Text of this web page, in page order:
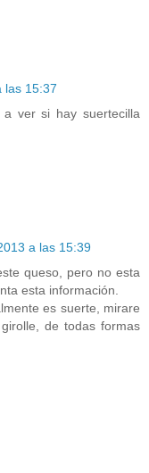
las 15:37
ver si hay suertecilla
a las 15:39
queso, pero no esta
esta información.
es suerte, mirare
de todas formas